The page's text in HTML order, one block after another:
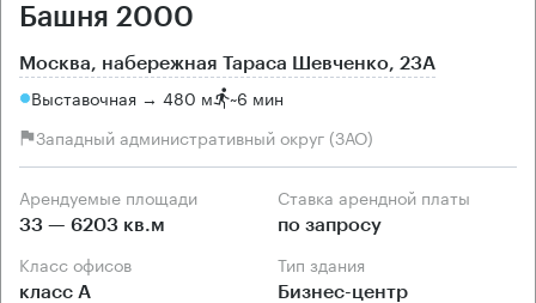
Башня 2000
Москва, набережная Тараса Шевченко, 23А
Выставочная → 480 м ~6 мин
Западный административный округ (ЗАО)
Арендуемые площади
33 — 6203 кв.м
Ставка арендной платы
по запросу
Класс офисов
класс А
Тип здания
Бизнес-центр